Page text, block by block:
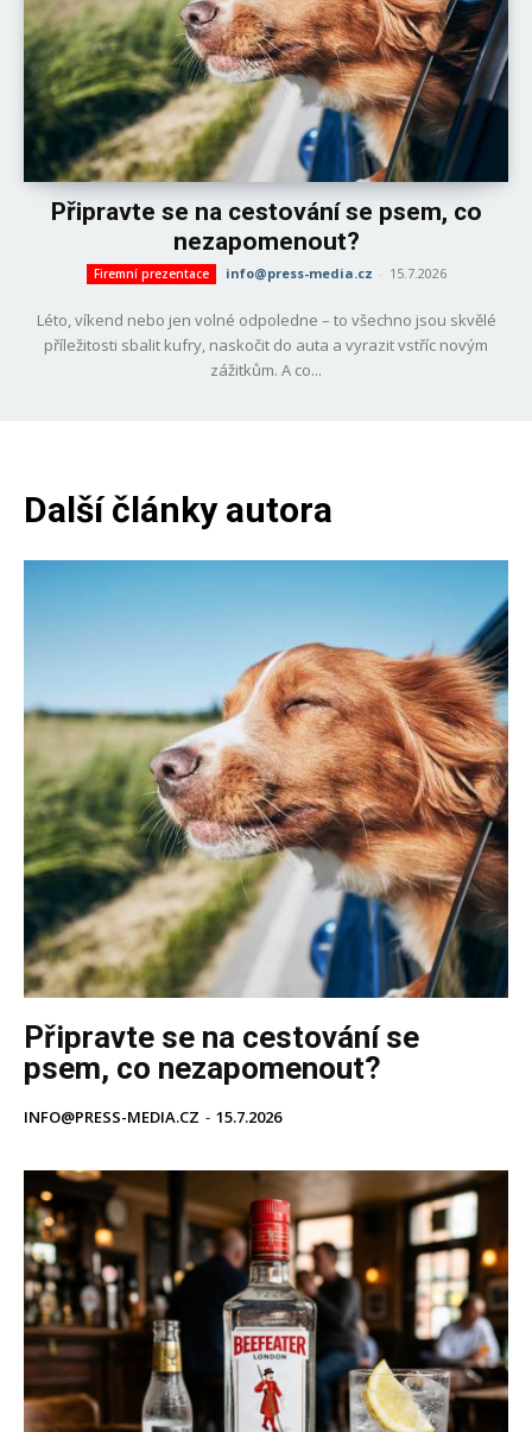
Připravte se na cestování se psem, co
nezapomenout?
Firemní prezentace info@press-media.cz - 15.7.2026
Léto, víkend nebo jen volné odpoledne – to všechno jsou skvělé
příležitosti sbalit kufry, naskočit do auta a vyrazit vstříc novým
zážitkům. A co...
Další články autora
Připravte se na cestování se
psem, co nezapomenout?
INFO@PRESS-MEDIA.CZ - 15.7.2026